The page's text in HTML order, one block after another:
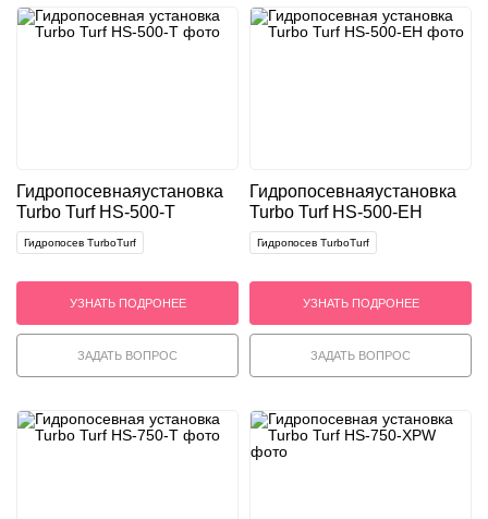
Гидропосевнаяустановка
Turbo Turf HS-500-T
Гидропосев TurboTurf
УЗНАТЬ ПОДРОНЕЕ
ЗАДАТЬ ВОПРОС
Гидропосевнаяустановка
Turbo Turf HS-500-EH
Гидропосев TurboTurf
УЗНАТЬ ПОДРОНЕЕ
ЗАДАТЬ ВОПРОС